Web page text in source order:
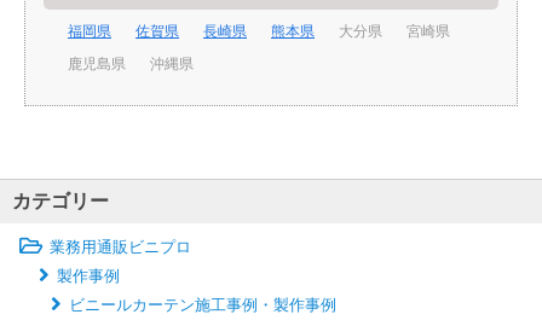
福岡県 佐賀県 長崎県 熊本県 大分県
宮崎県
鹿児島県
沖縄県
カテゴリー
業務用通販ビニプロ
製作事例
ビニールカーテン施工事例・製作事例